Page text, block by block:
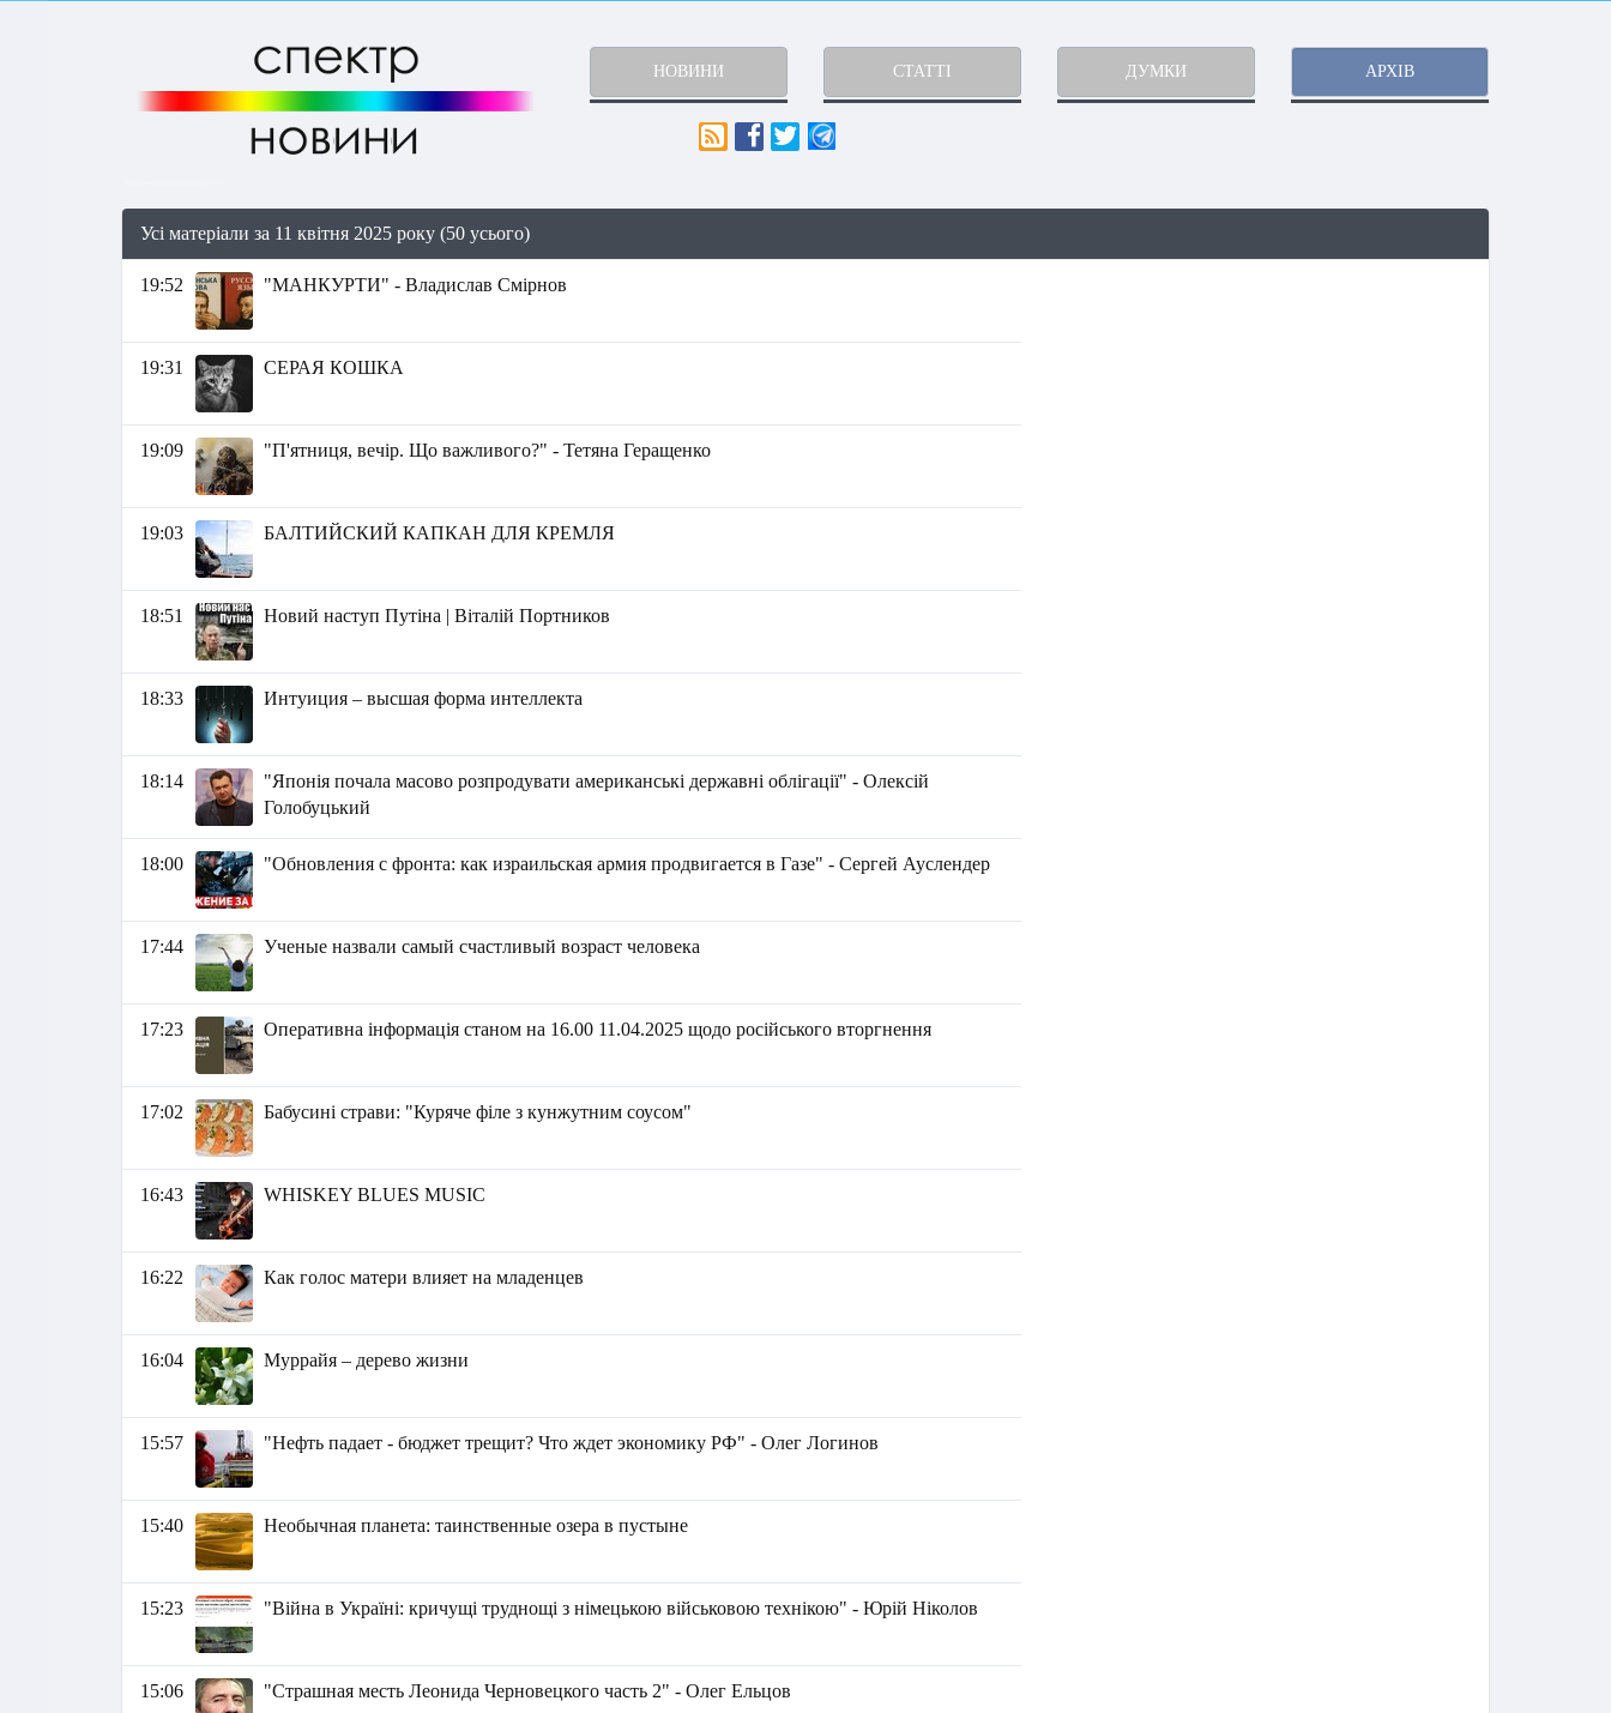
НОВИНИ СТАТТІ ДУМКИ АРХІВ
Усі матеріали за 11 квітня 2025 року (50 усього)
19:52 "МАНКУРТИ" - Владислав Смірнов
19:31 СЕРАЯ КОШКА
19:09 "П'ятниця, вечір. Що важливого?" - Тетяна Геращенко
19:03 БАЛТИЙСКИЙ КАПКАН ДЛЯ КРЕМЛЯ
18:51 Новий наступ Путіна | Віталій Портников
18:33 Интуиция – высшая форма интеллекта
18:14
"Японія почала масово розпродувати американські державні облігації" - Олексій
Голобуцький
18:00 "Обновления с фронта: как израильская армия продвигается в Газе" - Сергей Ауслендер
17:44 Ученые назвали самый счастливый возраст человека
17:23 Оперативна інформація станом на 16.00 11.04.2025 щодо російського вторгнення
17:02 Бабусині страви: "Куряче філе з кунжутним соусом"
16:43 WHISKEY BLUES MUSIC
16:22 Как голос матери влияет на младенцев
16:04 Муррайя – дерево жизни
15:57 "Нефть падает - бюджет трещит? Что ждет экономику РФ" - Олег Логинов
15:40 Необычная планета: таинственные озера в пустыне
15:23 "Війна в Україні: кричущі труднощі з німецькою військовою технікою" - Юрій Ніколов
15:06 "Страшная месть Леонида Черновецкого часть 2" - Олег Ельцов